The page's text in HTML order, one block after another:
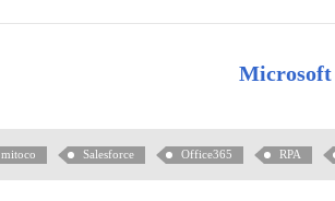
Microsoft
mitoco Salesforce Office365 RPA